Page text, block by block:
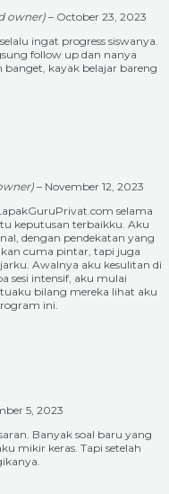
owner)– October 23, 2023
ingat progress siswanya.
follow up dan nanya
banget, kayak belajar bareng
– November 12, 2023
selama
keputusan terbaikku. Aku
dengan pendekatan yang
cuma pintar, tapi juga
Awalnya aku kesulitan di
sesi intensif, aku mulai
bilang mereka lihat aku
ini.
5, 2023
Banyak soal baru yang
mikir keras. Tapi setelah